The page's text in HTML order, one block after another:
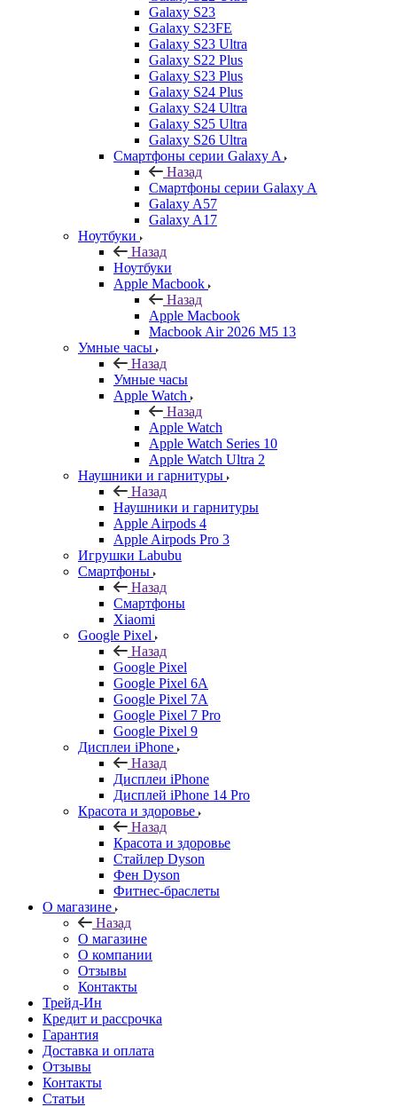
Galaxy S23
Galaxy S23FE
Galaxy S23 Ultra
Galaxy S22 Plus
Galaxy S23 Plus
Galaxy S24 Plus
Galaxy S24 Ultra
Galaxy S25 Ultra
Galaxy S26 Ultra
Смартфоны серии Galaxy A
Назад
Смартфоны серии Galaxy A
Galaxy A57
Galaxy A17
Ноутбуки
Назад
Ноутбуки
Apple Macbook
Назад
Apple Macbook
Macbook Air 2026 M5 13
Умные часы
Назад
Умные часы
Apple Watch
Назад
Apple Watch
Apple Watch Series 10
Apple Watch Ultra 2
Наушники и гарнитуры
Назад
Наушники и гарнитуры
Apple Airpods 4
Apple Airpods Pro 3
Игрушки Labubu
Смартфоны
Назад
Смартфоны
Xiaomi
Google Pixel
Назад
Google Pixel
Google Pixel 6A
Google Pixel 7А
Google Pixel 7 Pro
Google Pixel 9
Дисплеи iPhone
Назад
Дисплеи iPhone
Дисплей iPhone 14 Pro
Красота и здоровье
Назад
Красота и здоровье
Стайлер Dyson
Фен Dyson
Фитнес-браслеты
О магазине
Назад
О магазине
О компании
Отзывы
Контакты
Трейд-Ин
Кредит и рассрочка
Гарантия
Доставка и оплата
Отзывы
Контакты
Статьи